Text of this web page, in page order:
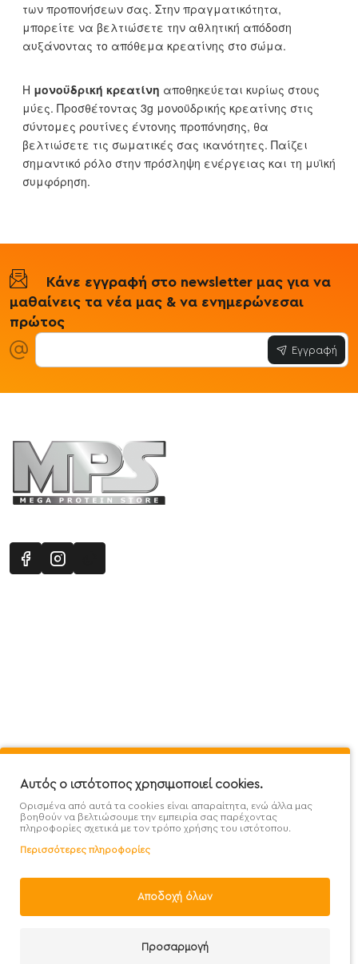
των προπονήσεων σας. Στην πραγματικότητα,
μπορείτε να βελτιώσετε την αθλητική απόδοση
αυξάνοντας το απόθεμα κρεατίνης στο σώμα.
Η μονοϋδρική κρεατίνη αποθηκεύεται κυρίως στους
μύες. Προσθέτοντας 3g μονοϋδρικής κρεατίνης στις
σύντομες ρουτίνες έντονης προπόνησης, θα
βελτιώσετε τις σωματικές σας ικανότητες. Παίζει
σημαντικό ρόλο στην πρόσληψη ενέργειας και τη μυϊκή
συμφόρηση.
Κάνε εγγραφή στο newsletter μας για να
μαθαίνεις τα νέα μας & να ενημερώνεσαι
πρώτος
Εγγραφή
Προσφορές - Clearence GDPR
Χονδρική
Handcrafted with 💙 in Athens
Αυτός ο ιστότοπος χρησιμοποιεί cookies.
Ορισμένα από αυτά τα cookies είναι απαραίτητα, ενώ άλλα μας
βοηθούν να βελτιώσουμε την εμπειρία σας παρέχοντας
πληροφορίες σχετικά με τον τρόπο χρήσης του ιστότοπου.
Περισσότερες πληροφορίες
Αποδοχή όλων
Προσαρμογή